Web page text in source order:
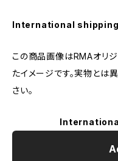
International
この商品画像はRMAオリジ
たイメージです。実物とは
さい。